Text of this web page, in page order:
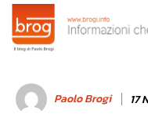
Paolo Brogi 17